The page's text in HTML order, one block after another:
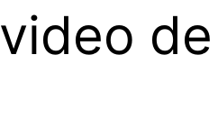
video